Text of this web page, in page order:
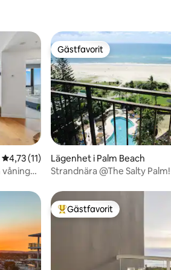
4,73 av 5 i genomsnittligt betyg, 11
4,73 (11)
våning
Gästfavorit
Gästfavorit
Lägenhet i Palm Beach
Strandnära @The Salty
Populär gästfavorit
Gästfavorit